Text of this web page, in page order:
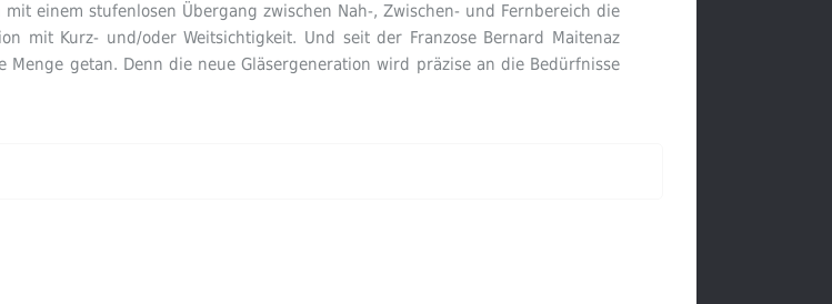
einem stufenlosen Übergang zwischen Nah-, Zwischen- und Fernbereich die
mit Kurz- und/oder Weitsichtigkeit. Und seit der Franzose Bernard Maitenaz
getan. Denn die neue Gläsergeneration wird präzise an die Bedürfnisse